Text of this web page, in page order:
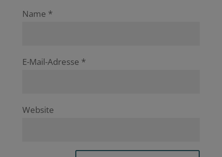
Name *
E-Mail-Adresse *
Website